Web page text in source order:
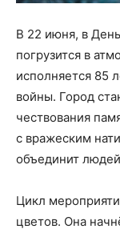
В 22 июня, в
погрузится в
исполняется 85
войны. Город
чествования
с вражеским
объединит
Цикл
цветов. Она